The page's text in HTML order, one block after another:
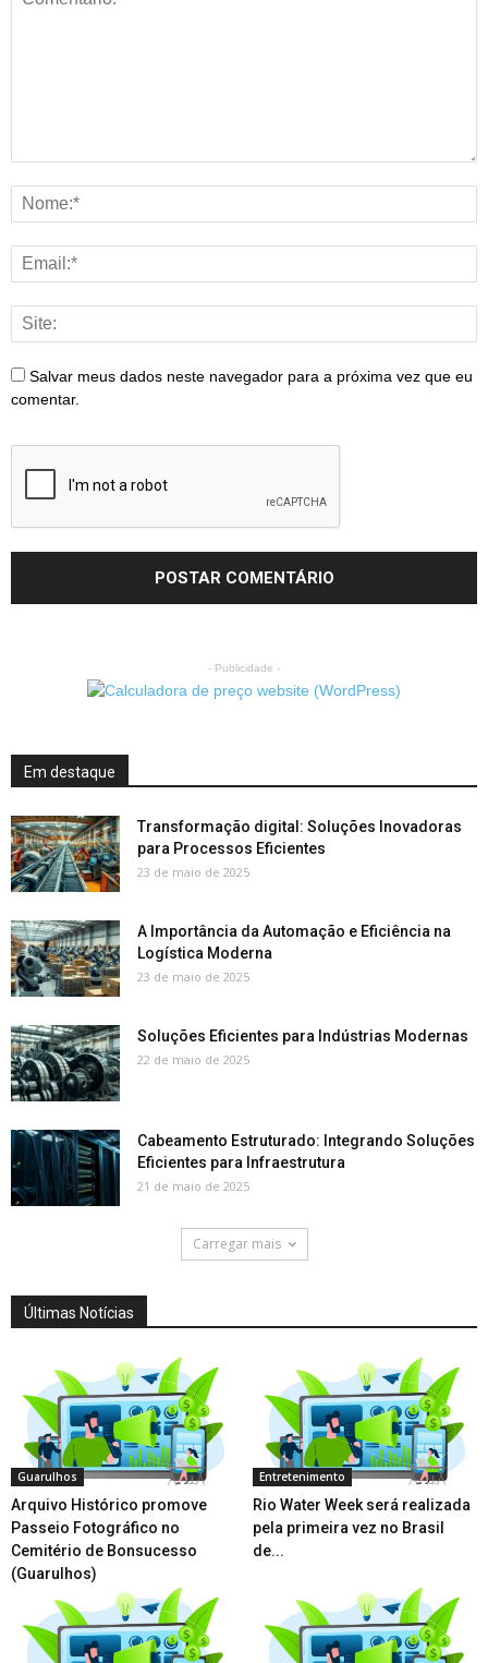
Salvar meus dados neste navegador para a próxima vez que eu
comentar.
- Publicidade -
Em destaque
Transformação digital: Soluções Inovadoras
para Processos Eficientes
23 de maio de 2025
A Importância da Automação e Eficiência na
Logística Moderna
23 de maio de 2025
Soluções Eficientes para Indústrias Modernas
22 de maio de 2025
Cabeamento Estruturado: Integrando Soluções
Eficientes para Infraestrutura
21 de maio de 2025
Carregar mais
Últimas Notícias
Guarulhos
Arquivo Histórico promove
Passeio Fotográfico no
Cemitério de Bonsucesso
(Guarulhos)
Entretenimento
Rio Water Week será realizada
pela primeira vez no Brasil
de...